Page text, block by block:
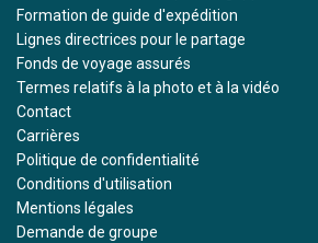
Formation de guide d'expédition
Lignes directrices pour le partage
Fonds de voyage assurés
Termes relatifs à la photo et à la vidéo
Contact
Carrières
Politique de confidentialité
Conditions d'utilisation
Mentions légales
Demande de groupe